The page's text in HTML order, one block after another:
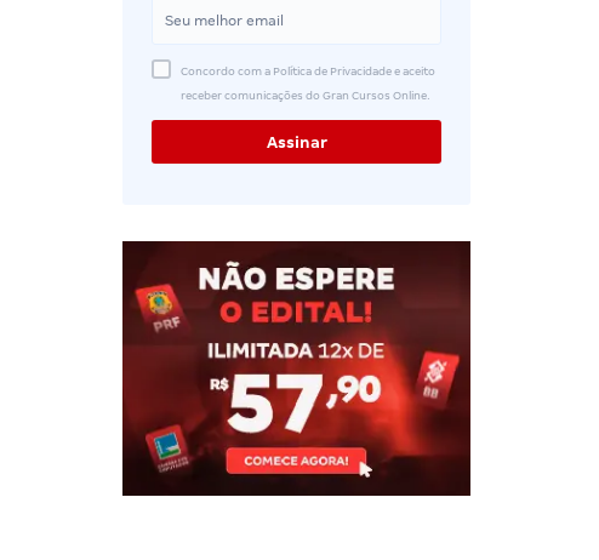
Concordo com a Política de Privacidade e aceito
receber comunicações do Gran Cursos Online.